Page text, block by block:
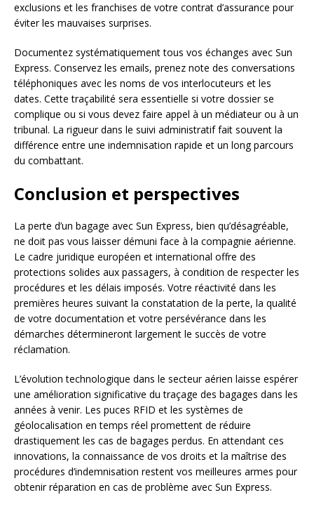
exclusions et les franchises de votre contrat d’assurance pour
éviter les mauvaises surprises.
Documentez systématiquement tous vos échanges avec Sun
Express. Conservez les emails, prenez note des conversations
téléphoniques avec les noms de vos interlocuteurs et les
dates. Cette traçabilité sera essentielle si votre dossier se
complique ou si vous devez faire appel à un médiateur ou à un
tribunal. La rigueur dans le suivi administratif fait souvent la
différence entre une indemnisation rapide et un long parcours
du combattant.
Conclusion et perspectives
La perte d’un bagage avec Sun Express, bien qu’désagréable,
ne doit pas vous laisser démuni face à la compagnie aérienne.
Le cadre juridique européen et international offre des
protections solides aux passagers, à condition de respecter les
procédures et les délais imposés. Votre réactivité dans les
premières heures suivant la constatation de la perte, la qualité
de votre documentation et votre persévérance dans les
démarches détermineront largement le succès de votre
réclamation.
L’évolution technologique dans le secteur aérien laisse espérer
une amélioration significative du traçage des bagages dans les
années à venir. Les puces RFID et les systèmes de
géolocalisation en temps réel promettent de réduire
drastiquement les cas de bagages perdus. En attendant ces
innovations, la connaissance de vos droits et la maîtrise des
procédures d’indemnisation restent vos meilleures armes pour
obtenir réparation en cas de problème avec Sun Express.